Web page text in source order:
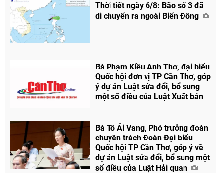
Thời tiết ngày 6/8: Bão số 3 đã
di chuyển ra ngoài Biển Đông
Bà Phạm Kiều Anh Thơ, đại biểu
Quốc hội đơn vị TP Cần Thơ, góp
ý dự án Luật sửa đổi, bổ sung
một số điều của Luật Xuất bản
Bà Tô Ái Vang, Phó trưởng đoàn
chuyên trách Đoàn Đại biểu
Quốc hội TP Cần Thơ, góp ý về
dự án Luật sửa đổi, bổ sung một
số điều của Luật Hải quan